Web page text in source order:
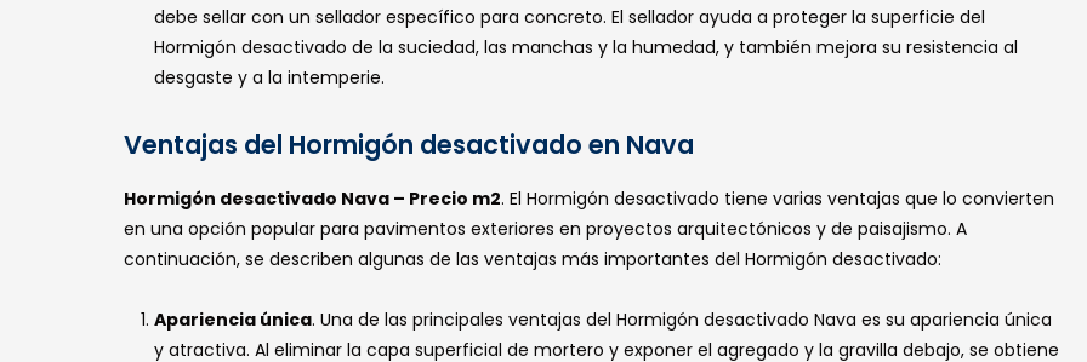
debe sellar con un sellador específico para concreto. El sellador ayuda a proteger la superficie del
Hormigón desactivado de la suciedad, las manchas y la humedad, y también mejora su resistencia al
desgaste y a la intemperie.
Ventajas del Hormigón desactivado en Nava
Hormigón desactivado Nava – Precio m2. El Hormigón desactivado tiene varias ventajas que lo convierten
en una opción popular para pavimentos exteriores en proyectos arquitectónicos y de paisajismo. A
continuación, se describen algunas de las ventajas más importantes del Hormigón desactivado:
Apariencia única. Una de las principales ventajas del Hormigón desactivado Nava es su apariencia única
y atractiva. Al eliminar la capa superficial de mortero y exponer el agregado y la gravilla debajo, se obtiene